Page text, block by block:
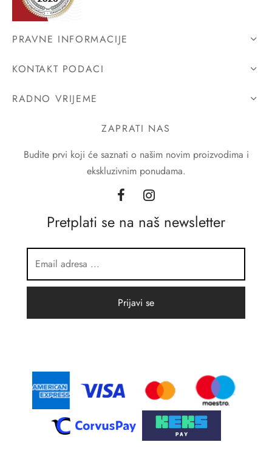
PRAVNE INFORMACIJE
KONTAKT PODACI
RADNO VRIJEME
ZAPRATI NAS
Budite prvi koji će saznati o našim novim proizvodima i
ekskluzivnim ponudama.
Pretplati se na naš newsletter